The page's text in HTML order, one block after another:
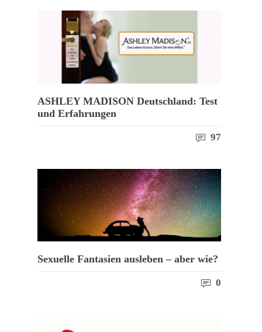
ASHLEY MADISON Deutschland: Test
und Erfahrungen
97
Sexuelle Fantasien ausleben – aber wie?
0